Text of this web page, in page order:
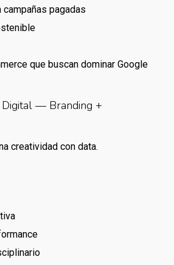
campañas pagadas
que buscan dominar Google
Digital — Branding +
creatividad con data.